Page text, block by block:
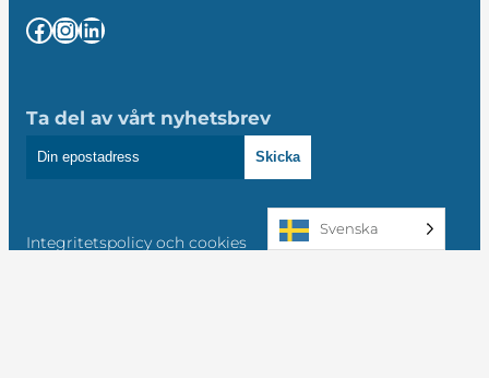
Facebook InstagramLinkedIn
Ta del av vårt nyhetsbrev
Skicka
Integritetspolicy och cookies
Svenska